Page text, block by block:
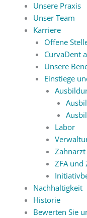
Unsere Praxis
Unser Team
Karriere
Offene
CurvaDent
Unsere
Einstiege
Labor
Zahnarzt
ZFA und
Nachhaltigkeit
Historie
Bewerten Sie